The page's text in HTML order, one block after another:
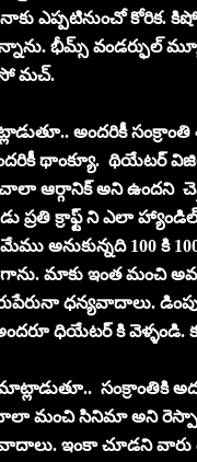
ఎప్పటినుంచో కోరిక.
భీమ్స్ వండర్ఫుల్
సో మచ్.
అందరికీ
థాంక్యూ. థియేటర్
ఆర్గానిక్ అని ఉందని
ప్రతి క్రాఫ్ట్ ని ఎలా
అనుకున్నది 100 కి
మాకు ఇంత మంచి
ధన్యవాదాలు.
ధియేటర్ కి వెళ్ళండి.
సంక్రాంతికి
మంచి సినిమా అని
ఇంకా చూడని